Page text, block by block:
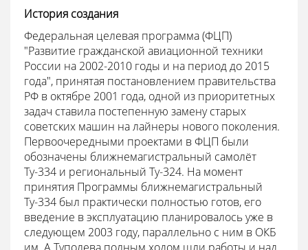
История создания
Федеральная целевая программа (ФЦП)
"Развитие гражданской авиационной техники
России на 2002-2010 годы и на период до 2015
года", принятая постановлением правительства
РФ в октябре 2001 года, одной из приоритетных
задач ставила постепенную замену старых
советских машин на лайнеры нового поколения.
Первоочередными проектами в ФЦП были
обозначены ближнемагистральный самолёт
Ту-334 и региональный Ту-324. На момент
принятия Программы ближнемагистральный
Ту-334 был практически полностью готов, его
введение в эксплуатацию планировалось уже в
следующем 2003 году, параллельно с ним в ОКБ